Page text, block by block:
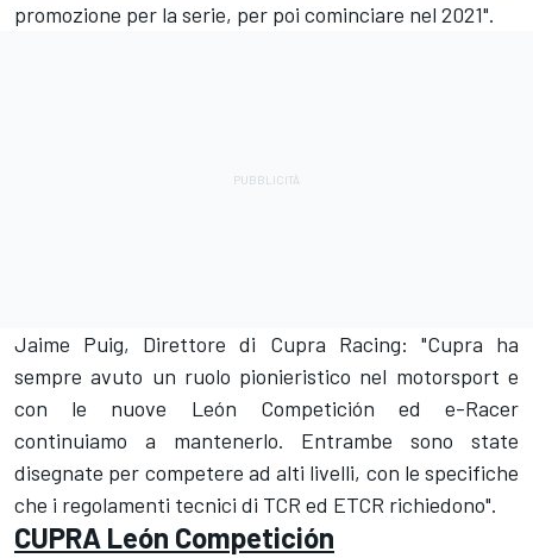
promozione per la serie, per poi cominciare nel 2021".
Jaime Puig, Direttore di Cupra Racing: "Cupra ha
sempre avuto un ruolo pionieristico nel motorsport e
con le nuove León Competición ed e-Racer
continuiamo a mantenerlo. Entrambe sono state
disegnate per competere ad alti livelli, con le specifiche
che i regolamenti tecnici di TCR ed ETCR richiedono".
CUPRA León Competición